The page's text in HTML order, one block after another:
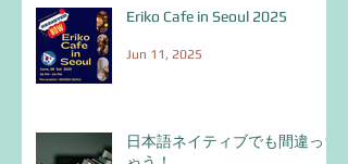
Eriko Cafe in Seoul 2025
Jun 11, 2025
日本語ネイティブでも間違っち